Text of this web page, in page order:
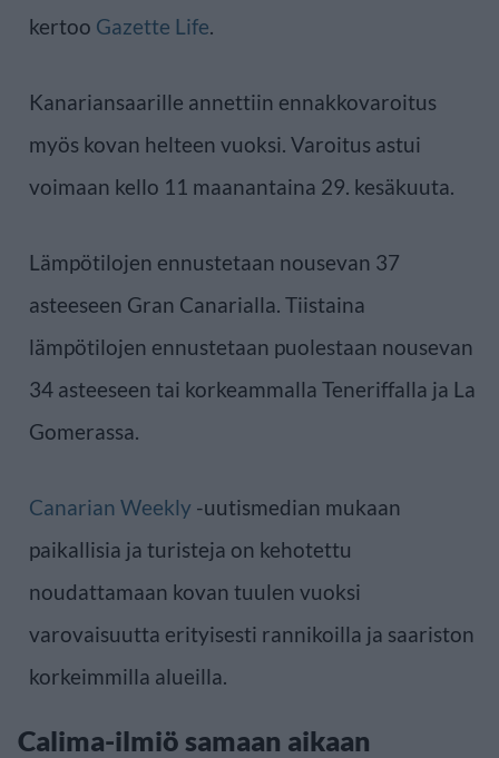
kertoo Gazette Life.
Kanariansaarille annettiin ennakkovaroitus
myös kovan helteen vuoksi. Varoitus astui
voimaan kello 11 maanantaina 29. kesäkuuta.
Lämpötilojen ennustetaan nousevan 37
asteeseen Gran Canarialla. Tiistaina
lämpötilojen ennustetaan puolestaan nousevan
34 asteeseen tai korkeammalla Teneriffalla ja La
Gomerassa.
Canarian Weekly -uutismedian mukaan
paikallisia ja turisteja on kehotettu
noudattamaan kovan tuulen vuoksi
varovaisuutta erityisesti rannikoilla ja saariston
korkeimmilla alueilla.
Calima-ilmiö samaan aikaan